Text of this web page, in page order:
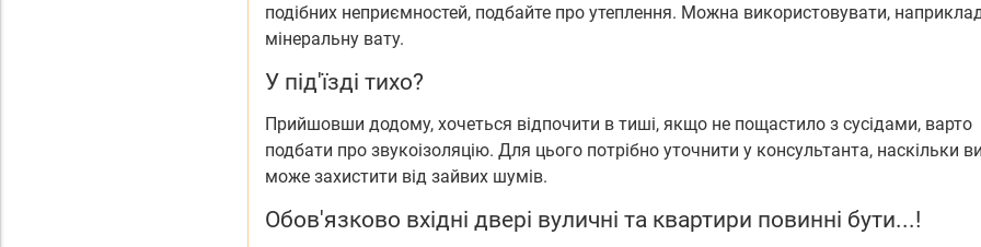
подібних неприємностей, подбайте про утеплення. Можна використовувати,
мінеральну вату.
У під'їзді тихо?
Прийшовши додому, хочеться відпочити в тиші, якщо не пощастило з сусідами, варто
подбати про звукоізоляцію. Для цього потрібно уточнити у консультанта, наскільки
може захистити від зайвих шумів.
Обов'язково вхідні двері вуличні та квартири повинні бути...!